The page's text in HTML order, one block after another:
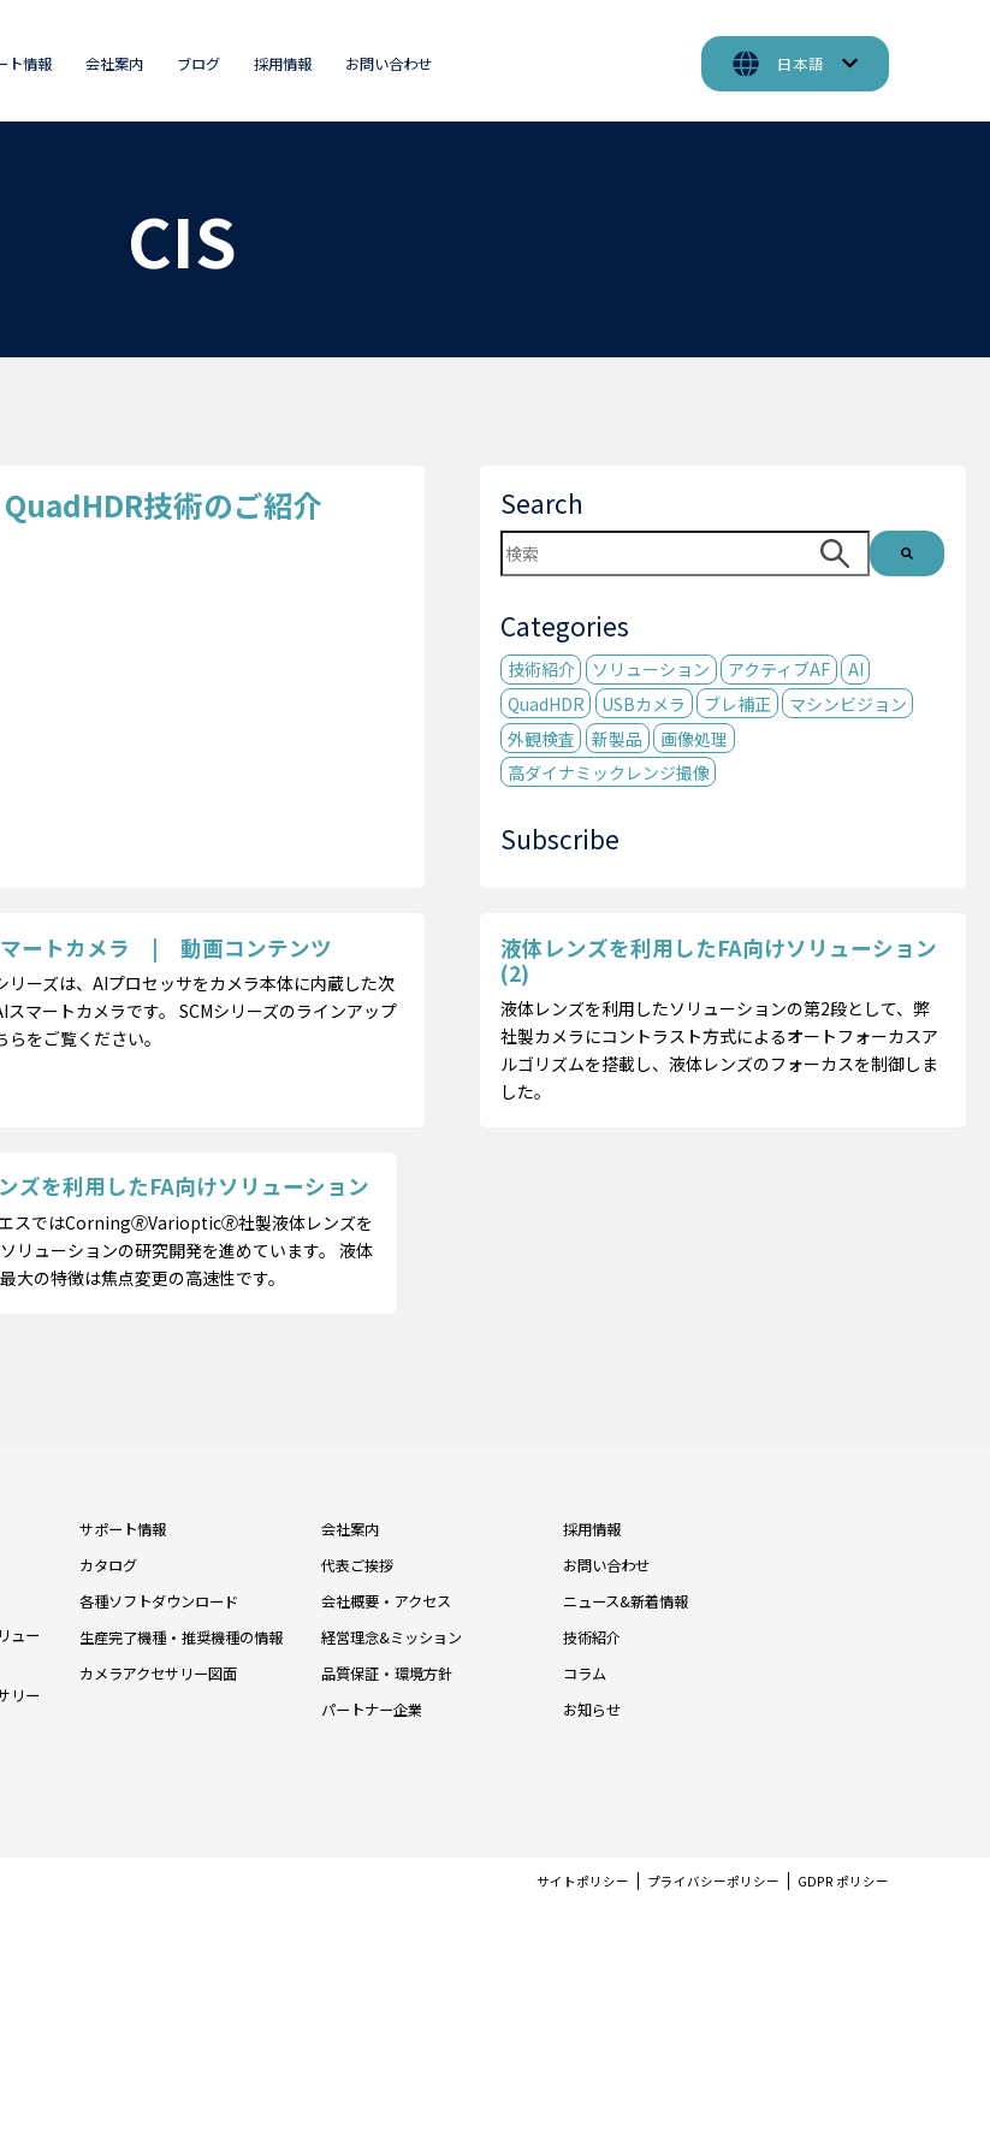
ト情報 会社案内 ブログ 採用情報 お問い合わせ 日本語
CIS
技術のご紹介 Search
これは、自動候補機能付きの検索フィールドです。
Categories
技術紹介 ソリューション アクティブAF
AI
QuadHDR
USBカメラ ブレ補正
マシンビジョン
外観検査
新製品
画像処理
高ダイナミックレンジ撮像
Subscribe
ートカメラ | 動画コンテンツ
リーズは、AIプロセッサをカメラ本体に内蔵した次
スマートカメラです。 SCMシリーズのラインアップ
らをご覧ください。
液体レンズを利用したFA向けソリューション
(2)
液体レンズを利用したソリューションの第2段として、弊
社製カメラにコントラスト方式によるオートフォーカスア
ルゴリズムを搭載し、液体レンズのフォーカスを制御しま
した。
ズを利用したFA向けソリューション
スではCorning🄬Varioptic🄬社製液体レンズを
リューションの研究開発を進めています。 液体
大の特徴は焦点変更の高速性です。
ュー
リー
サポート情報
カタログ
各種ソフトダウンロード
生産完了機種・推奨機種の情報
カメラアクセサリー図面
会社案内
代表ご挨拶
会社概要・アクセス
経営理念&ミッション
品質保証・環境方針
パートナー企業
採用情報
お問い合わせ
ニュース&新着情報
技術紹介
コラム
お知らせ
サイトポリシー プライバシーポリシー GDPR ポリシー